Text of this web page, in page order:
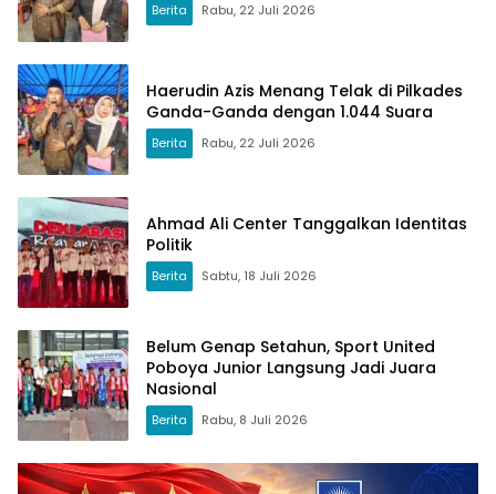
Berita Rabu, 22 Juli 2026
Haerudin Azis Menang Telak di Pilkades
Ganda-Ganda dengan 1.044 Suara
Berita Rabu, 22 Juli 2026
Ahmad Ali Center Tanggalkan Identitas
Politik
Berita Sabtu, 18 Juli 2026
Belum Genap Setahun, Sport United
Poboya Junior Langsung Jadi Juara
Nasional
Berita Rabu, 8 Juli 2026